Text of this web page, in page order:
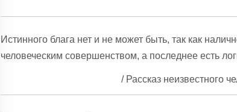
Истинного блага нет и не может быть, так как
человеческим совершенством, а последнее есть
/ Рассказ неизвестного